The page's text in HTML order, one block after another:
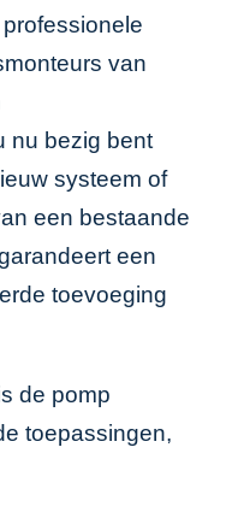
van
nu bezig bent
systeem of
een bestaande
een
toevoeging
de pomp
toepassingen,